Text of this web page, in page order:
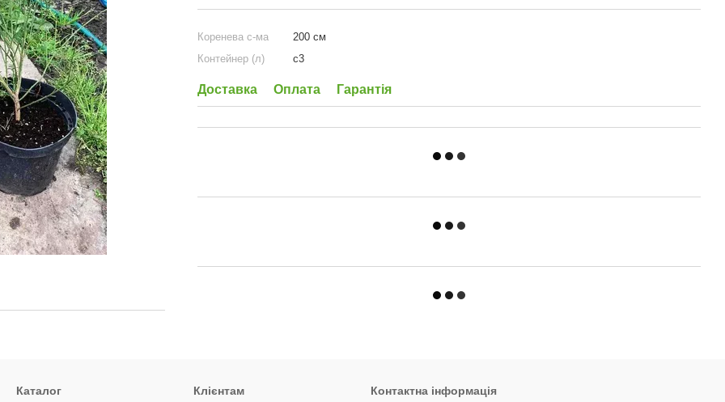
Коренева с-ма
200 см
Контейнер (л)
c3
Доставка Оплата Гарантія
Каталог Клієнтам Контактна інформація